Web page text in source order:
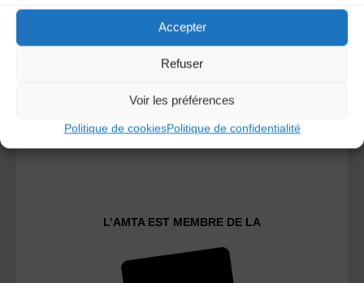
Accepter
Refuser
Voir les préférences
Politique de cookiesPolitique de confidentialité
Le distributeur des musiques Trad'
L’AMTA EST MEMBRE DE LA